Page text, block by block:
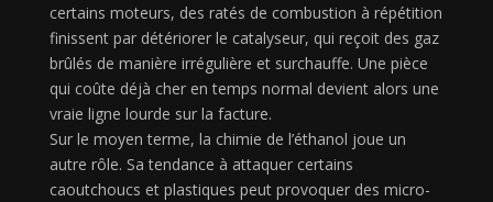
certains moteurs, des ratés de combustion à répétition
finissent par détériorer le catalyseur, qui reçoit des gaz
brûlés de manière irrégulière et surchauffe. Une pièce
qui coûte déjà cher en temps normal devient alors une
vraie ligne lourde sur la facture.
Sur le moyen terme, la chimie de l’éthanol joue un
autre rôle. Sa tendance à attaquer certains
caoutchoucs et plastiques peut provoquer des micro-